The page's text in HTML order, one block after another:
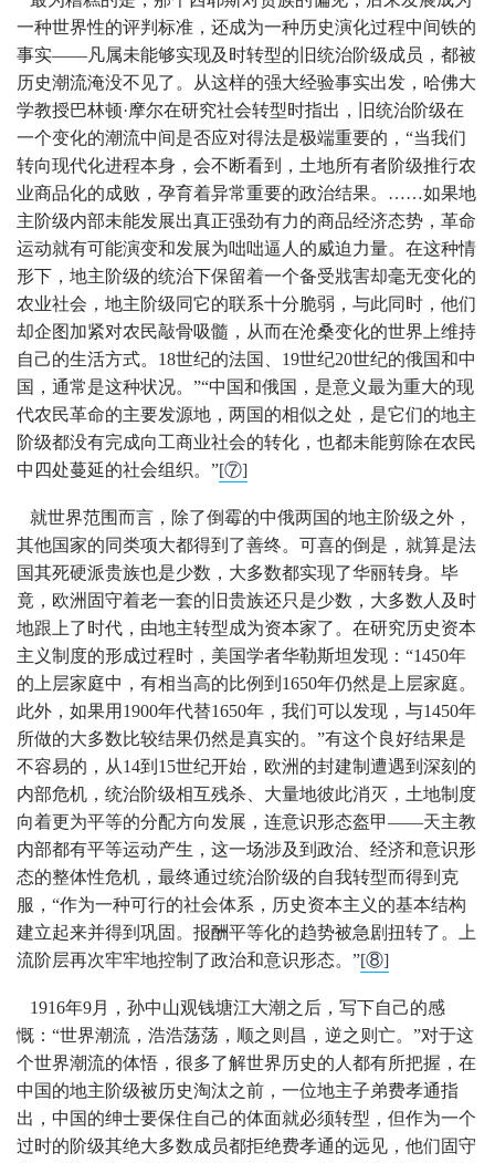
一种世界性的评判标准，还成为一种历史演化过程中间铁的
事实——凡属未能够实现及时转型的旧统治阶级成员，都被
历史潮流淹没不见了。从这样的强大经验事实出发，哈佛大
学教授巴林顿·摩尔在研究社会转型时指出，旧统治阶级在
一个变化的潮流中间是否应对得法是极端重要的，“当我们
转向现代化进程本身，会不断看到，土地所有者阶级推行农
业商品化的成败，孕育着异常重要的政治结果。……如果地
主阶级内部未能发展出真正强劲有力的商品经济态势，革命
运动就有可能演变和发展为咄咄逼人的威迫力量。在这种情
形下，地主阶级的统治下保留着一个备受戕害却毫无变化的
农业社会，地主阶级同它的联系十分脆弱，与此同时，他们
却企图加紧对农民敲骨吸髓，从而在沧桑变化的世界上维持
自己的生活方式。18世纪的法国、19世纪20世纪的俄国和中
国，通常是这种状况。”“中国和俄国，是意义最为重大的现
代农民革命的主要发源地，两国的相似之处，是它们的地主
阶级都没有完成向工商业社会的转化，也都未能剪除在农民
中四处蔓延的社会组织。”[⑦]
就世界范围而言，除了倒霉的中俄两国的地主阶级之外，
其他国家的同类项大都得到了善终。可喜的倒是，就算是法
国其死硬派贵族也是少数，大多数都实现了华丽转身。毕
竟，欧洲固守着老一套的旧贵族还只是少数，大多数人及时
地跟上了时代，由地主转型成为资本家了。在研究历史资本
主义制度的形成过程时，美国学者华勒斯坦发现：“1450年
的上层家庭中，有相当高的比例到1650年仍然是上层家庭。
此外，如果用1900年代替1650年，我们可以发现，与1450年
所做的大多数比较结果仍然是真实的。”有这个良好结果是
不容易的，从14到15世纪开始，欧洲的封建制遭遇到深刻的
内部危机，统治阶级相互残杀、大量地彼此消灭，土地制度
向着更为平等的分配方向发展，连意识形态盔甲——天主教
内部都有平等运动产生，这一场涉及到政治、经济和意识形
态的整体性危机，最终通过统治阶级的自我转型而得到克
服，“作为一种可行的社会体系，历史资本主义的基本结构
建立起来并得到巩固。报酬平等化的趋势被急剧扭转了。上
流阶层再次牢牢地控制了政治和意识形态。”[⑧]
1916年9月，孙中山观钱塘江大潮之后，写下自己的感
慨：“世界潮流，浩浩荡荡，顺之则昌，逆之则亡。”对于这
个世界潮流的体悟，很多了解世界历史的人都有所把握，在
中国的地主阶级被历史淘汰之前，一位地主子弟费孝通指
出，中国的绅士要保住自己的体面就必须转型，但作为一个
过时的阶级其绝大多数成员都拒绝费孝通的远见，他们固守